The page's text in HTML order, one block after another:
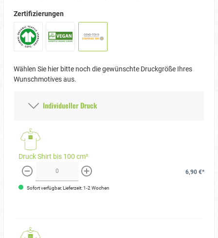
Zertifizierungen
Wählen Sie hier bitte noch die gewünschte Druckgröße Ihres
Wunschmotives aus.
Individueller Druck
Druck Shirt bis 100 cm²
weniger mehr
6,90 €*
Sofort verfügbar, Lieferzeit: 1-2 Wochen